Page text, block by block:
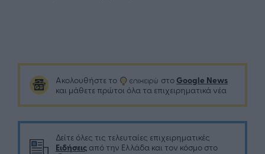
Ακολουθήστε το στο Google News
και μάθετε πρώτοι όλα τα επιχειρηματικά νέα
Δείτε όλες τις τελευταίες επιχειρηματικές
Ειδήσεις από την Ελλάδα και τον κόσμο στο